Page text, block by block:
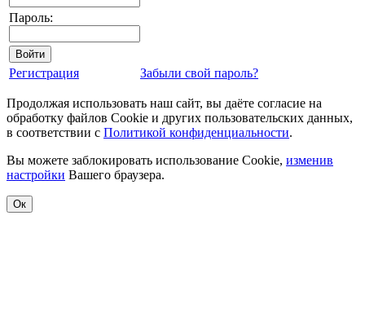
Пароль:
Регистрация Забыли свой пароль?
Продолжая использовать наш сайт, вы даёте согласие на
обработку файлов Cookie и других пользовательских данных,
в соответствии с Политикой конфиденциальности.
Вы можете заблокировать использование Cookie, изменив
настройки Вашего браузера.
Ок